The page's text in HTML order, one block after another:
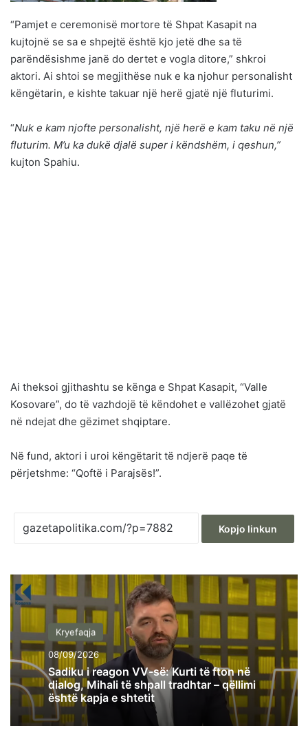
“Pamjet e ceremonisë mortore të Shpat Kasapit na
kujtojnë se sa e shpejtë është kjo jetë dhe sa të
parëndësishme janë do dertet e vogla ditore,” shkroi
aktori. Ai shtoi se megjithëse nuk e ka njohur personalisht
këngëtarin, e kishte takuar një herë gjatë një fluturimi.
“Nuk e kam njofte personalisht, një herë e kam taku në një
fluturim. M’u ka dukë djalë super i këndshëm, i qeshun,”
kujton Spahiu.
Ai theksoi gjithashtu se kënga e Shpat Kasapit, “Valle
Kosovare”, do të vazhdojë të këndohet e vallëzohet gjatë
në ndejat dhe gëzimet shqiptare.
Në fund, aktori i uroi këngëtarit të ndjerë paqe të
përjetshme: “Qoftë i Parajsës!”.
Kopjo linkun
Kryefaqja
08/09/2026
Sadiku i reagon VV-së: Kurti të fton në
dialog, Mihali të shpall tradhtar – qëllimi
është kapja e shtetit